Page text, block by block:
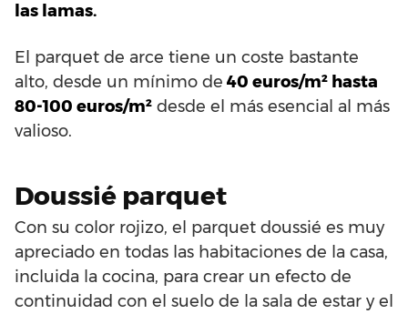
las lamas.
El parquet de arce tiene un coste bastante
alto, desde un mínimo de 40 euros/m² hasta
80-100 euros/m² desde el más esencial al más
valioso.
Doussié parquet
Con su color rojizo, el parquet doussié es muy
apreciado en todas las habitaciones de la casa,
incluida la cocina, para crear un efecto de
continuidad con el suelo de la sala de estar y el